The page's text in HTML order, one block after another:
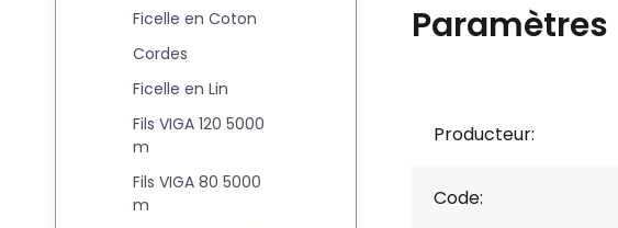
Paramètres
Producteur:
Code:
Ficelle en Coton
Cordes
Ficelle en Lin
Fils VIGA 120 5000
m
Fils VIGA 80 5000
m